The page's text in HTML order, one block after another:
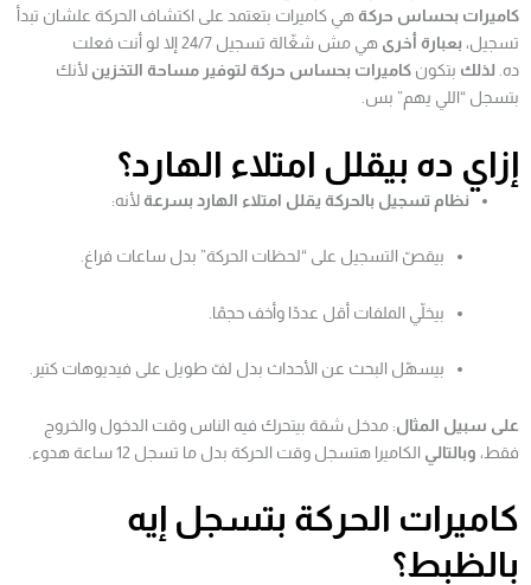
كاميرات بحساس حركة هي كاميرات بتعتمد على اكتشاف الحركة علشان تبدأ
تسجيل، بعبارة أخرى
هي مش شغّالة تسجيل 24/7 إلا لو أنت فعلت
ده. لذلك بتكون كاميرات بحساس حركة لتوفير مساحة التخزين لأنك
بتسجل “اللي يهم” بس.
إزاي ده بيقلل امتلاء الهارد؟
نظام تسجيل بالحركة يقلل امتلاء الهارد بسرعةلأنه:
بيقصّ التسجيل على “لحظات الحركة” بدل ساعات فراغ.
بيخلّي الملفات أقل عددًا وأخف حجمًا.
بيسهّل البحث عن الأحداث بدل لفّ طويل على فيديوهات كتير.
على سبيل المثال: مدخل شقة بيتحرك فيه الناس وقت الدخول والخروج
فقط، وبالتالي الكاميرا هتسجل وقت الحركة بدل ما تسجل 12 ساعة هدوء.
كاميرات الحركة بتسجل إيه
بالظبط؟